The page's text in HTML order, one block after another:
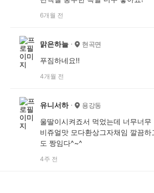
6개월 전
맑은하늘 현곡면
푸짐하네요!!
4개월 전
유니서하 용강동
울딸이시켜죠서 먹었는데 너무너
비쥬얼맛 모다환상그자채임 깔끔하
도 짱임다^~^
4주 전